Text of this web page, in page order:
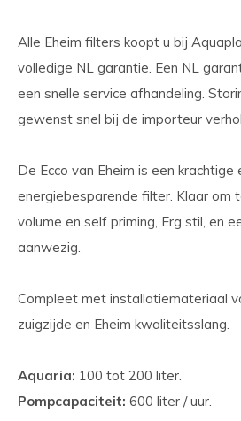
Alle Eheim filters koopt u bij
volledige NL garantie. Een NL
een snelle service afhandeling.
gewenst snel bij de importeur
De Ecco van Eheim is een
energiebesparende filter. Klaar om
volume en self priming, Erg stil, en
aanwezig.
Compleet met installatiemateriaal
zuigzijde en Eheim kwaliteitsslang.
Aquaria: 100 tot 200 liter.
Pompcapaciteit: 600 liter / uur.